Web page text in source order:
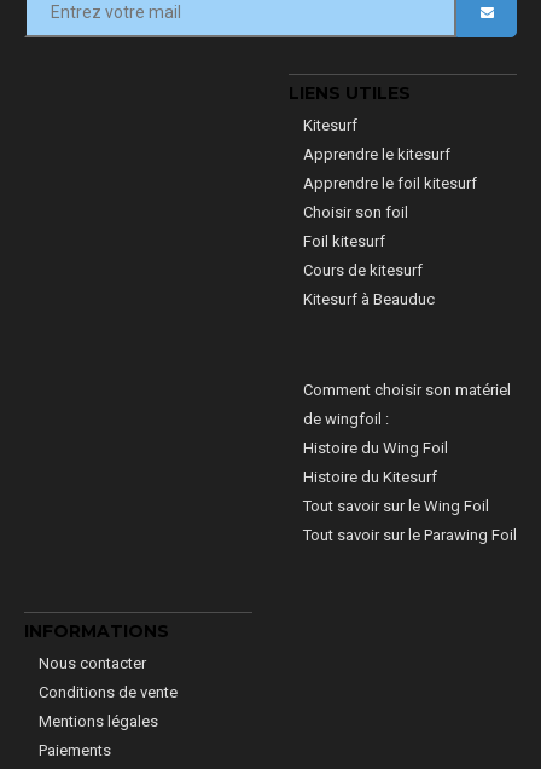
LIENS UTILES
Kitesurf
Apprendre le kitesurf
Apprendre le foil kitesurf
Choisir son foil
Foil kitesurf
Cours de kitesurf
Kitesurf à Beauduc
Comment choisir son matériel
de wingfoil :
Histoire du Wing Foil
Histoire du Kitesurf
Tout savoir sur le Wing Foil
Tout savoir sur le Parawing Foil
INFORMATIONS
Nous contacter
Conditions de vente
Mentions légales
Paiements